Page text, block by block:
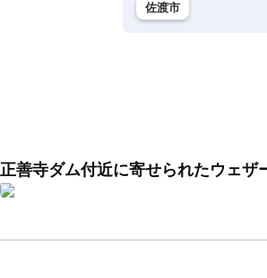
佐渡市
正善寺ダム付近に寄せられたウェザ